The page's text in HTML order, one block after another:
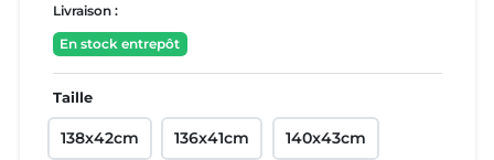
Livraison :
En stock entrepôt
Taille
138x42cm 136x41cm 140x43cm